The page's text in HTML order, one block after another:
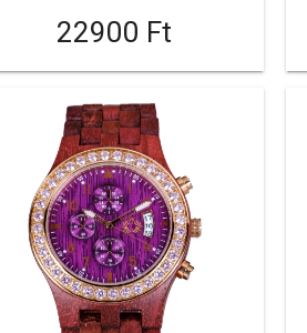
22900 Ft